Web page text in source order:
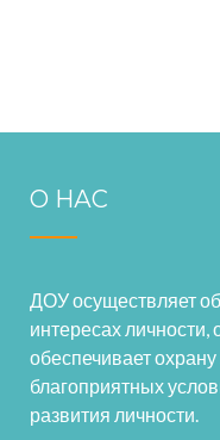
О НАС
ДОУ осуществляет
интересах личности,
обеспечивает
благоприятных
развития личности.